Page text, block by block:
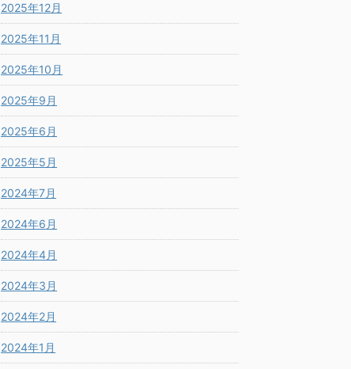
2025年12月
2025年11月
2025年10月
2025年9月
2025年6月
2025年5月
2024年7月
2024年6月
2024年4月
2024年3月
2024年2月
2024年1月